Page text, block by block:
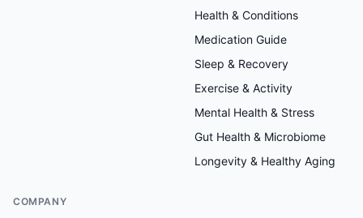
Health & Conditions
Medication Guide
Sleep & Recovery
Exercise & Activity
Mental Health & Stress
Gut Health & Microbiome
Longevity & Healthy Aging
COMPANY